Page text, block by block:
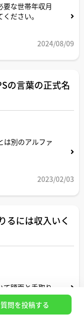
要な世帯年収月
ださい。
けますと幸いで2024/08/09
の言葉の正式名
は別のアルファ
2023/02/03
るには収入いく
額面と手取り
思いますので適2024/08/04
質問を投稿する